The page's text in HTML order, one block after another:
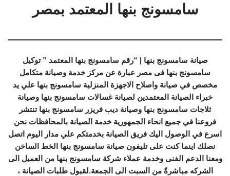
سامسونج بنها المعتمد بمصر
صيانة سامسونج بنها | “رقم سامسونج بنها المعتمد ” توكيل
سامسونج بنها فى مصر عبارة عن مركز خدمة وصيانة متكامل
مخصص في صيانة واصلاح الاجهزة المنزلية سامسونج بنها علي يد
خبراء الصيانة المعتمدين لصيانة غسالات سامسونج بنها وصيانة
ثلاجات سامسونج بنها وصيانة ديب فريزر سامسونج بنها تنتشر
فروعنا في جميع انحاء الجمهورية خدمة الصيانة بالمحافظات نحن
اسرع في الوصول اليك فريق الصيانة بخدمتكم علي مدار اليوم اتصل
نصلك اينما كنت على تليفون صيانة سامسونج بنها الخط الساخن
ومعنا الدعم الفنى وخدمة عملاء شركة سامسونج بنها من العميل الى
الشركه مباشرةً من السبت الى الجمعة.لقبول طلبات الصيانة ،